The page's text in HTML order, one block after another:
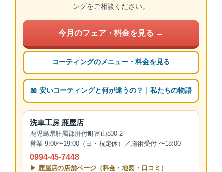
ングをご相談ください。
今月のフェア・料金を見る →
コーティングのメニュー・料金を見る
📖 安いコーティングと何が違うの？｜私たちの物語
洗車工房 鹿屋店
鹿児島県肝属郡肝付町富山800-2
営業 9:00〜19:00（日・祝定休）／施術受付 〜18:00
0994-45-7448
▶ 鹿屋店の店舗ページ（料金・地図・口コミ）